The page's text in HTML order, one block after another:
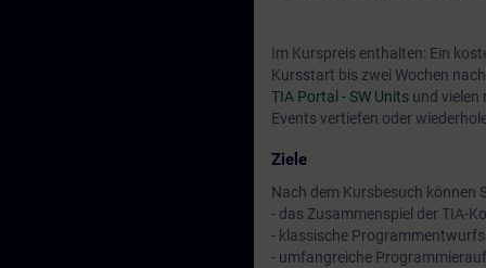
Im Kurspreis enthalten: Ein
Kursstart bis zwei Wochen
TIA Portal - SW Units und vielen
Events vertiefen oder
Ziele
Nach dem Kursbesuch können
- das Zusammenspiel der TIA-
- klassische
- umfangreiche